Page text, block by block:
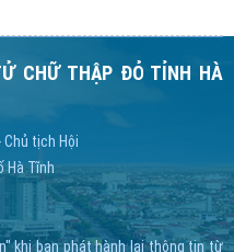
CHỮ THẬP ĐỎ TỈNH HÀ
tịch Hội
Hà Tĩnh
khi bạn phát hành lại thông tin từ